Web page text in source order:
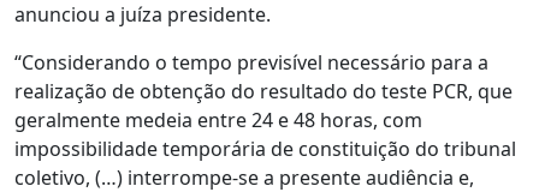
anunciou a juíza presidente.
“Considerando o tempo previsível necessário para a
realização de obtenção do resultado do teste PCR, que
geralmente medeia entre 24 e 48 horas, com
impossibilidade temporária de constituição do tribunal
coletivo, (…) interrompe-se a presente audiência e,